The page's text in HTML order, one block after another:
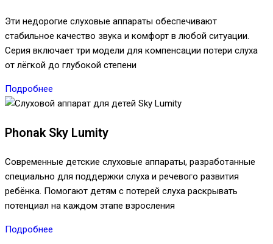
Эти недорогие слуховые аппараты обеспечивают
стабильное качество звука и комфорт в любой ситуации.
Серия включает три модели для компенсации потери слуха
от лёгкой до глубокой степени
Подробнее
Phonak Sky Lumity
Современные детские слуховые аппараты, разработанные
специально для поддержки слуха и речевого развития
ребёнка. Помогают детям с потерей слуха раскрывать
потенциал на каждом этапе взросления
Подробнее